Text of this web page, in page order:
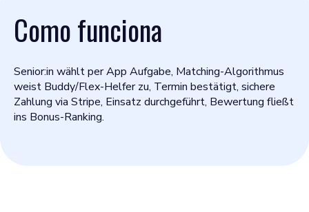
Como funciona
Senior:in wählt per App Aufgabe, Matching-Algorithmus
weist Buddy/Flex-Helfer zu, Termin bestätigt, sichere
Zahlung via Stripe, Einsatz durchgeführt, Bewertung fließt
ins Bonus-Ranking.